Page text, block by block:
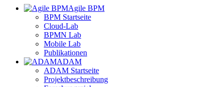
Agile BPM
BPM Startseite
Cloud-Lab
BPMN Lab
Mobile Lab
Publikationen
ADAM
ADAM Startseite
Projektbeschreibung